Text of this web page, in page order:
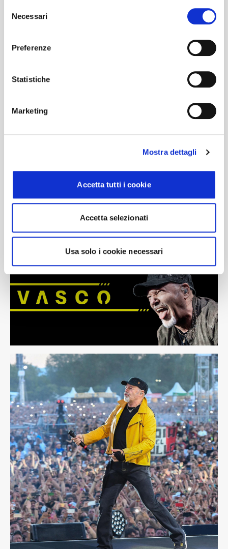
delNecessari
Preferenze
Statistiche
Marketing
Mostra dettagli
Accetta tutti i cookie
Accetta selezionati
Usa solo i cookie necessari
Non restare a terra: prenota ora il tuo Bus
per Vasco Rossi
Vasco ci aspetta a Roma per festeggiare 50
anni di record e poesie rock. Tu sei pronto a
urlare sotto il cielo dell'Olimpico? Scegli la
comodità, scegli la sicurezza, viaggia con i